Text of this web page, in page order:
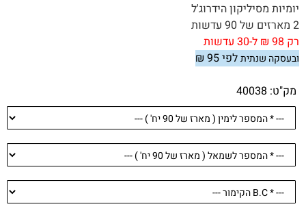
יומיות מסיליקון הידרוג'ל
2 מארזים של 90 עדשות
רק 98
₪ ל-30 עדשות
ובעסקה שנתיתלפי 95
₪
מק"ט: 40038